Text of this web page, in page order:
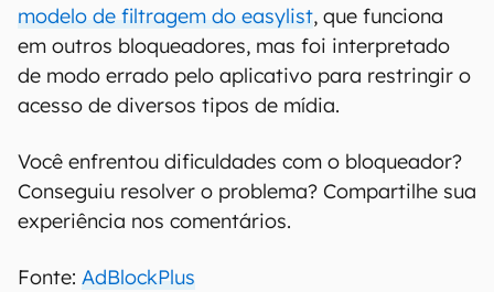
modelo de filtragem do easylist, que funciona
em outros bloqueadores, mas foi interpretado
de modo errado pelo aplicativo para restringir o
acesso de diversos tipos de mídia.
Você enfrentou dificuldades com o bloqueador?
Conseguiu resolver o problema? Compartilhe sua
experiência nos comentários.
Fonte: AdBlockPlus